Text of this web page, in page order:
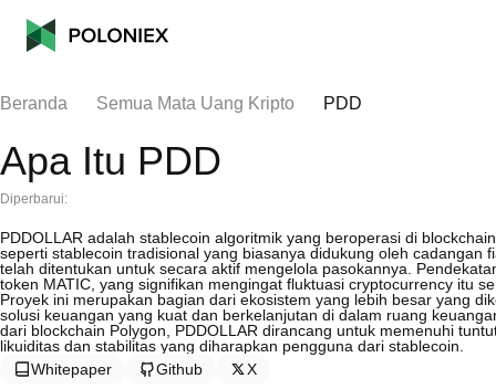
Beranda Semua Mata Uang Kripto PDD
Apa Itu PDD
Diperbarui:
PDDOLLAR adalah stablecoin algoritmik yang beroperasi di
seperti stablecoin tradisional yang biasanya didukung oleh
telah ditentukan untuk secara aktif mengelola pasokannya.
token MATIC, yang signifikan mengingat fluktuasi cryptocurrency itu
Proyek ini merupakan bagian dari ekosistem yang lebih besar yang
solusi keuangan yang kuat dan berkelanjutan di dalam ruang
dari blockchain Polygon, PDDOLLAR dirancang untuk memenuhi
likuiditas dan stabilitas yang diharapkan pengguna dari stablecoin.
Whitepaper
Github X